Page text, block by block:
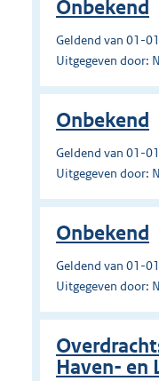
Onbekend
Geldend van 01-
Uitgegeven door:
Onbekend
Geldend van 01-
Uitgegeven door:
Onbekend
Geldend van 01-
Uitgegeven door:
Haven- en